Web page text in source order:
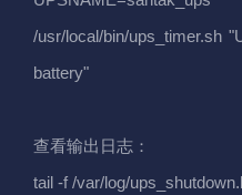
/usr/local/bin/ups_timer.sh
battery"
查看输出日志：
tail -f /var/log/